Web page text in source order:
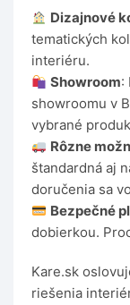
Dizajnové
tematických
interiéru.
Showroom:
showroomu v
vybrané
Rôzne
štandardná aj
doručenia sa
Bezpečné
dobierkou.
Kare.sk
riešenia